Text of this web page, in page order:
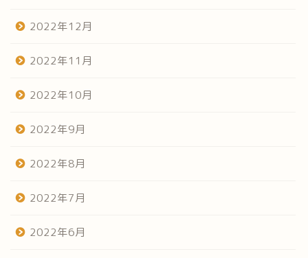
2022年12月
2022年11月
2022年10月
2022年9月
2022年8月
2022年7月
2022年6月